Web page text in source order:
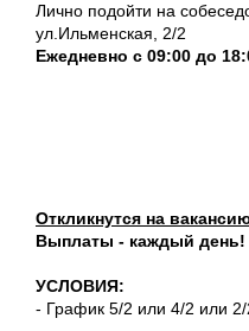
Лично подойти на
ул.Ильменская, 2/2
Ежедневно с 09:00 до
Откликнутся на
Выплаты - каждый день!
УСЛОВИЯ:
- График 5/2 или 4/2 или